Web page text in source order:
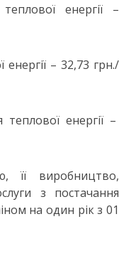
енергії –
– 32,73 грн./
енергії –
її виробництво,
з постачання
на один рік з 01